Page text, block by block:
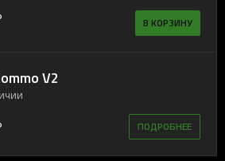
В КОРЗИНУ
V2
ПОДРОБНЕЕ